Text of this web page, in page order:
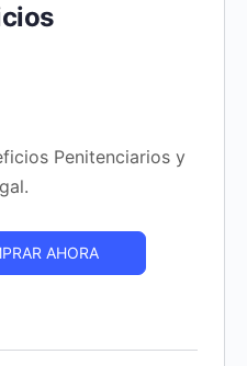
Penitenciarios y
AHORA